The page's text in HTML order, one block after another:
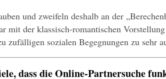
und zweifeln deshalb an der
der klassisch-romantischen
zufälligen sozialen Begegnungen zu sehr
dass die Online-Partnersuche